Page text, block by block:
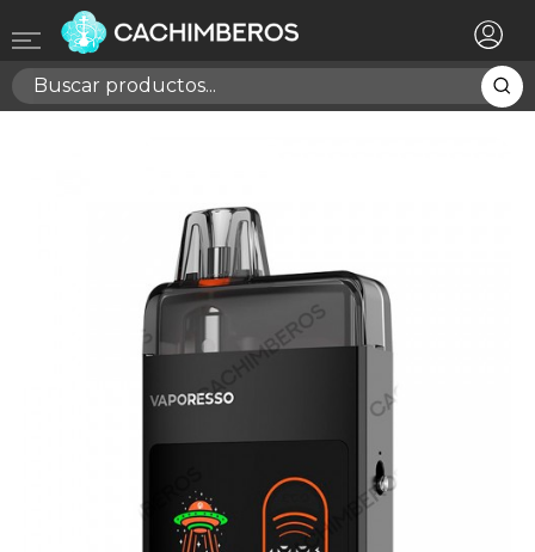
Registrarse ×
Necesitas hacer login para guardar productos en tu
Cancelar